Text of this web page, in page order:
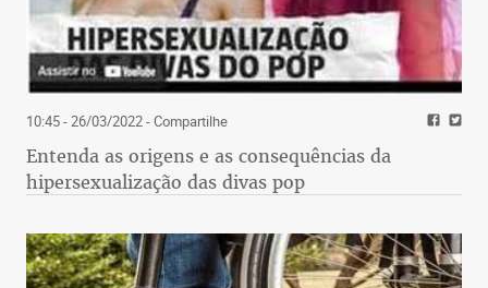
10:45 - 26/03/2022- Compartilhe
Entenda as origens e as consequências da
hipersexualização das divas pop